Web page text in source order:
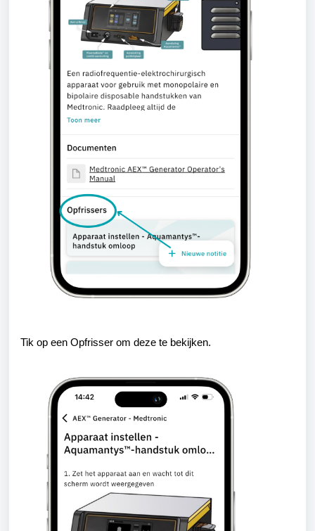
Tik op een Opfrisser om deze te bekijken.